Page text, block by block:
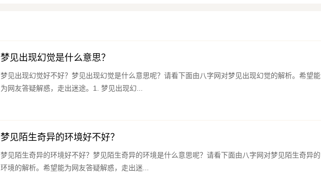
梦见出现幻觉是什么意思？
梦见出现幻觉好不好？梦见出现幻觉是什么意思呢？请看下面由八字网对梦见出现幻觉的解析。希望能
为网友答疑解惑，走出迷途。1. 梦见出现幻...
梦见陌生奇异的环境好不好？
梦见陌生奇异的环境好不好？梦见陌生奇异的环境是什么意思呢？请看下面由八字网对梦见陌生奇异的
环境的解析。希望能为网友答疑解惑，走出迷...